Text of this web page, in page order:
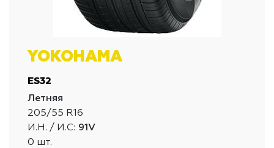
YOKOHAMA
ES32
Летняя
205/55 R16
И.Н. / И.С: 91V
0 шт.